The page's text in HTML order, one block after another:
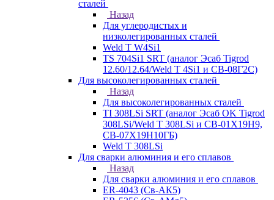
сталей
Назад
Для углеродистых и
низколегированных сталей
Weld T W4Si1
TS 704Si1 SRT (аналог Эсаб Tigrod
12.60/12.64/Weld T 4Si1 и СВ-08Г2С)
Для высоколегированных сталей
Назад
Для высоколегированных сталей
TI 308LSi SRT (аналог Эсаб OK Tigrod
308LSi/Weld T 308LSi и СВ-01Х19Н9,
СВ-07Х19Н10ГБ)
Weld T 308LSi
Для сварки алюминия и его сплавов
Назад
Для сварки алюминия и его сплавов
ER-4043 (Св-АК5)